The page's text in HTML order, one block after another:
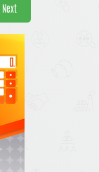
Next